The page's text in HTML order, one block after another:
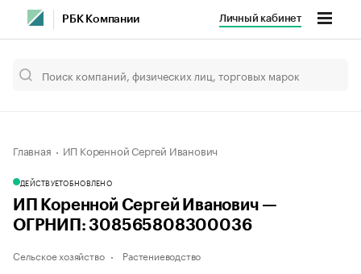
РБК Компании Личный кабинет
Главная ИП Коренной Сергей Иванович
ДЕЙСТВУЕТОБНОВЛЕНО
ИП Коренной Сергей Иванович —
ОГРНИП: 308565808300036
Сельское хозяйство Растениеводство